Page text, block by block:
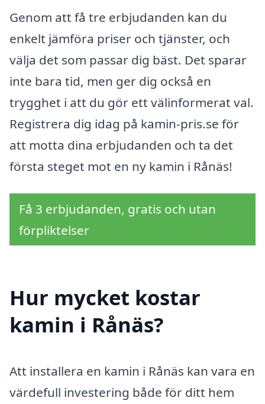
Genom att få tre erbjudanden kan du
enkelt jämföra priser och tjänster, och
välja det som passar dig bäst. Det sparar
inte bara tid, men ger dig också en
trygghet i att du gör ett välinformerat val.
Registrera dig idag på kamin-pris.se för
att motta dina erbjudanden och ta det
första steget mot en ny kamin i Rånäs!
Få 3 erbjudanden, gratis och utan
förpliktelser
Hur mycket kostar
kamin i Rånäs?
Att installera en kamin i Rånäs kan vara en
värdefull investering både för ditt hem